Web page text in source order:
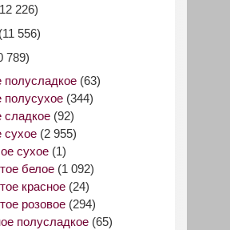
226)
(11 556)
789)
полусладкое (63)
полусухое (344)
сладкое (92)
сухое (2 955)
сухое (1)
белое (1 092)
красное (24)
розовое (294)
полусладкое (65)